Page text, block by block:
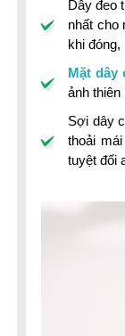
Dây đeo
nhất cho
khi
Mặt dây
ảnh thiên
Sợi dây
thoải
tuyệt đối